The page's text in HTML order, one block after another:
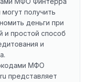
получить
деньги при
и простой способ
и
МФО
представляет